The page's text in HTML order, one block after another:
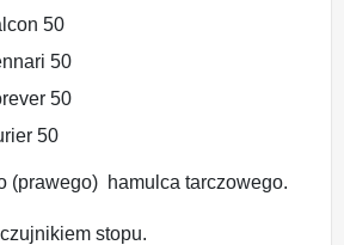
50
50
50
50
(prawego) hamulca tarczowego.
stopu.